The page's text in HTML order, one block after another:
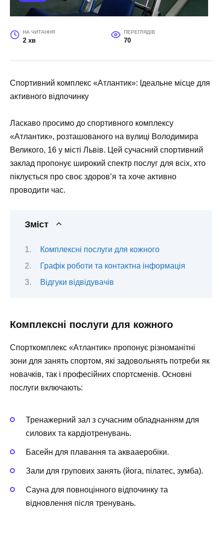
НА ЧИТАННЯ
2 хв
ПЕРЕГЛЯДІВ
70
Спортивний комплекс «Атлантик»: Ідеальне місце для
активного відпочинку
Ласкаво просимо до спортивного комплексу
«Атлантик», розташованого на вулиці Володимира
Великого, 16 у місті Львів. Цей сучасний спортивний
заклад пропонує широкий спектр послуг для всіх, хто
піклується про своє здоров’я та хоче активно
проводити час.
Зміст
Комплексні послуги для кожного
Графік роботи та контактна інформація
Відгуки відвідувачів
Комплексні послуги для кожного
Спорткомплекс «Атлантик» пропонує різноманітні
зони для занять спортом, які задовольнять потреби як
новачків, так і професійних спортсменів. Основні
послуги включають:
Тренажерний зал з сучасним обладнанням для
силових та кардіотренувань.
Басейн для плавання та аквааеробіки.
Зали для групових занять (йога, пілатес, зумба).
Сауна для повноцінного відпочинку та
відновлення після тренувань.